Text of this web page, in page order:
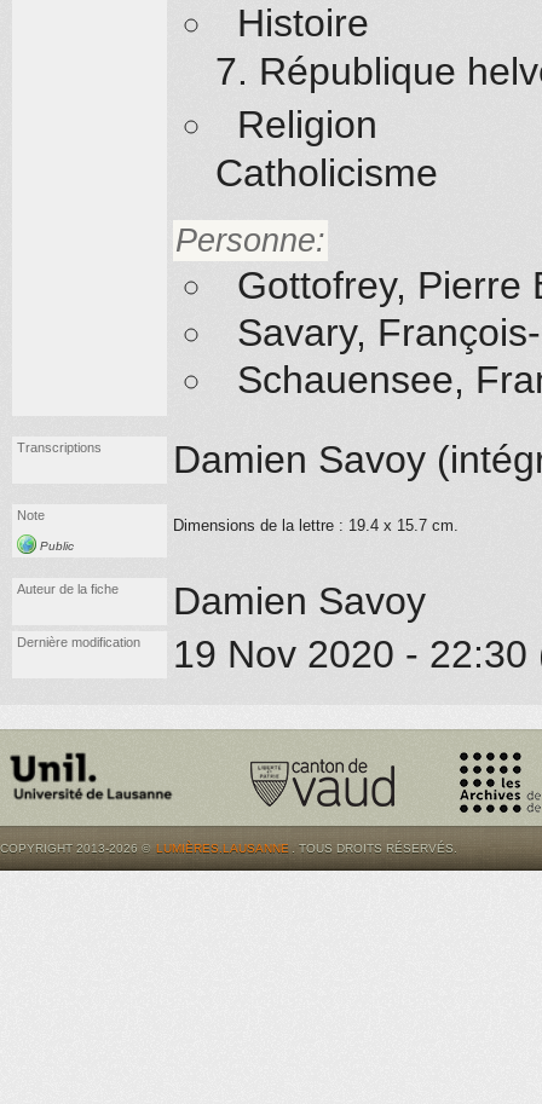
Histoire
7. République
Religion
Catholicisme
Personne:
Gottofrey, Pierre
Savary,
Schauensee,
Transcriptions Damien Savoy (
Note
Public
Dimensions de la lettre : 19.4 x 15.7 cm.
Auteur de la fiche Damien Savoy
Dernière modification 19 Nov 2020 - 22:30
COPYRIGHT 2013-2026 © LUMIÈRES.LAUSANNE . TOUS DROITS RÉSERVÉS.